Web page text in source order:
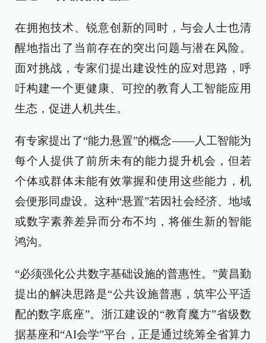
在拥抱技术、锐意创新的同时，与会人士也清
醒地指出了当前存在的突出问题与潜在风险。
面对挑战，专家们提出建设性的应对思路，呼
吁构建一个更健康、可控的教育人工智能应用
生态，促进人机共生。
有专家提出了“能力悬置”的概念——人工智能为
每个人提供了前所未有的能力提升机会，但若
个体或群体未能有效掌握和使用这些能力，机
会便形同虚设。这种“悬置”若因社会经济、地域
或数字素养差异而分布不均，将催生新的智能
鸿沟。
“必须强化公共数字基础设施的普惠性。”黄昌勤
提出的解决思路是“公共设施普惠，筑牢公平适
配的数字底座”。浙江建设的“教育魔方”省级数
据基座和“AI会学”平台，正是通过统筹全省算力